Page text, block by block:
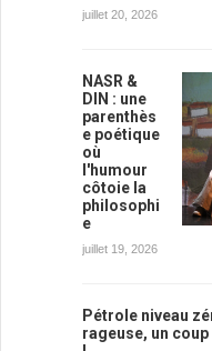
juillet 20, 2026
NASR &
DIN : une
parenthès
e poétique
où
l'humour
côtoie la
philosophi
e
juillet 19, 2026
Pétrole niveau
rageuse, un